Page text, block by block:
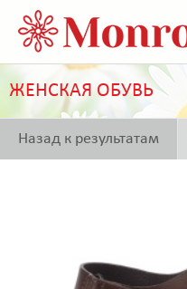
ЖЕНСКАЯ ОБУВЬ
Назад к результатам